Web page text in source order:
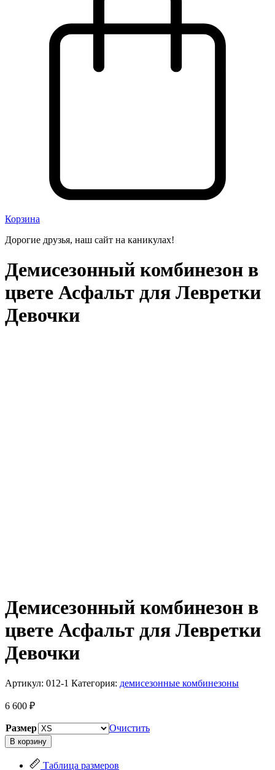
Корзина
Дорогие друзья, наш сайт на каникулах!
Демисезонный комбинезон в
цвете Асфальт для Левретки
Девочки
Демисезонный комбинезон в
цвете Асфальт для Левретки
Девочки
Артикул: 012-1 Категория: демисезонные комбинезоны
6 600 ₽
Размер
Очистить
Количество
товара
Демисезонный
В корзину
Таблица размеров